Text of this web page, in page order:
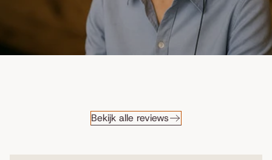
Bekijk alle reviews